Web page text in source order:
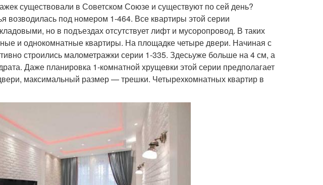
существовали в Советском Союзе и существуют по сей день?
возводилась под номером 1-464. Все квартиры этой серии
но в подъездах отсутствует лифт и мусоропровод. В таких
и однокомнатные квартиры. На площадке четыре двери. Начиная с
строились малометражки серии 1-335. Здесьуже больше на 4 см, а
Даже планировка 1-комнатной хрущевки этой серии предполагает
максимальный размер — трешки. Четырехкомнатных квартир в